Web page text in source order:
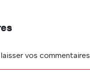
vos commentaires